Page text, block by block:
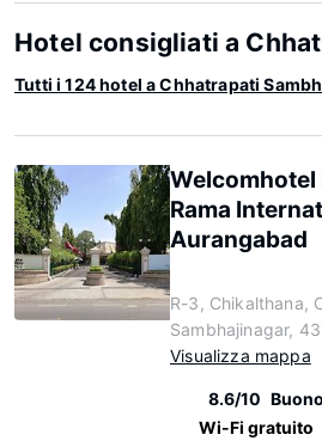
Hotel consigliati a
Tutti i 124 hotel a Chhatrapati
Welcomhotel
Rama
Aurangabad
R-3, Chikalthana,
Sambhajinagar,
Visualizza mappa
8.6/10 Buono
Wi-Fi gratuito